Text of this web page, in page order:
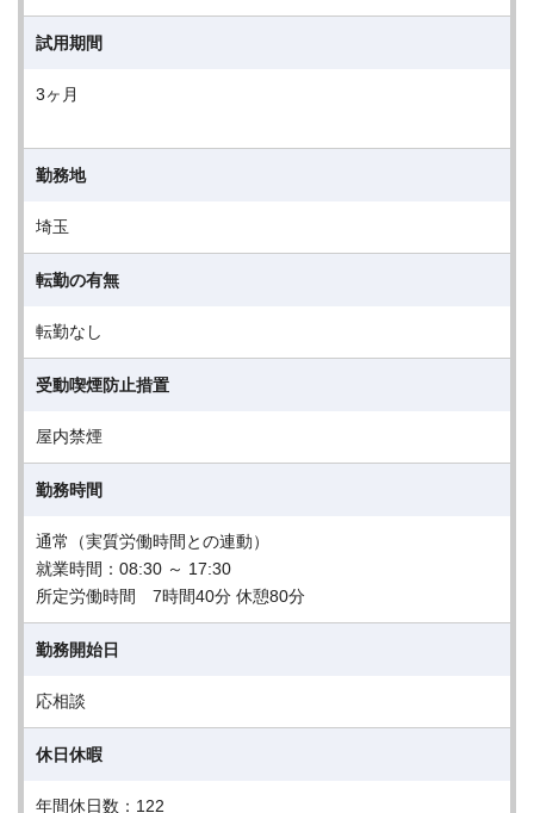
試用期間
3ヶ月
勤務地
埼玉
転勤の有無
転勤なし
受動喫煙防止措置
屋内禁煙
勤務時間
通常（実質労働時間との連動）
就業時間：08:30 ～ 17:30
所定労働時間 7時間40分 休憩80分
勤務開始日
応相談
休日休暇
年間休日数：122